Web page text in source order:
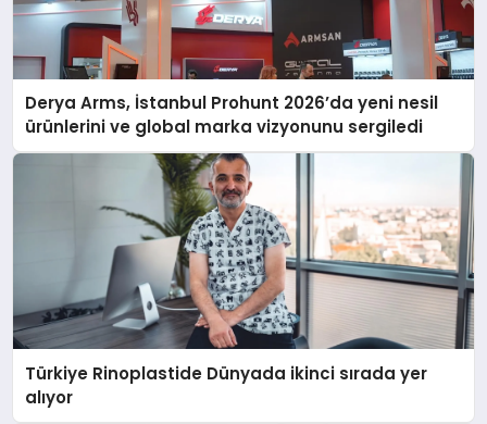
Derya Arms, İstanbul Prohunt 2026’da yeni nesil
ürünlerini ve global marka vizyonunu sergiledi
Türkiye Rinoplastide Dünyada ikinci sırada yer
alıyor